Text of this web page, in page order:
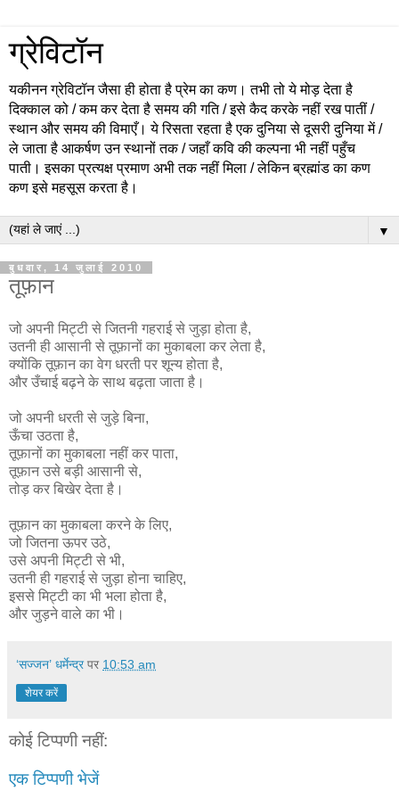
ग्रेविटॉन
यकीनन ग्रेविटॉन जैसा ही होता है प्रेम का कण। तभी तो ये मोड़ देता है
दिक्काल को / कम कर देता है समय की गति / इसे कैद करके नहीं रख पातीं /
स्थान और समय की विमाएँ। ये रिसता रहता है एक दुनिया से दूसरी दुनिया में /
ले जाता है आकर्षण उन स्थानों तक / जहाँ कवि की कल्पना भी नहीं पहुँच
पाती। इसका प्रत्यक्ष प्रमाण अभी तक नहीं मिला / लेकिन ब्रह्मांड का कण
कण इसे महसूस करता है।
▼
बुधवार, 14 जुलाई 2010
तूफ़ान
जो अपनी मिट्टी से जितनी गहराई से जुड़ा होता है,
उतनी ही आसानी से तूफ़ानों का मुकाबला कर लेता है,
क्योंकि तूफ़ान का वेग धरती पर शून्य होता है,
और उँचाई बढ़ने के साथ बढ़ता जाता है।
जो अपनी धरती से जुड़े बिना,
ऊँचा उठता है,
तूफ़ानों का मुकाबला नहीं कर पाता,
तूफ़ान उसे बड़ी आसानी से,
तोड़ कर बिखेर देता है।
तूफ़ान का मुकाबला करने के लिए,
जो जितना ऊपर उठे,
उसे अपनी मिट्टी से भी,
उतनी ही गहराई से जुड़ा होना चाहिए,
इससे मिट्टी का भी भला होता है,
और जुड़ने वाले का भी।
‘सज्जन’ धर्मेन्द्र पर 10:53 am
शेयर करें
कोई टिप्पणी नहीं:
एक टिप्पणी भेजें